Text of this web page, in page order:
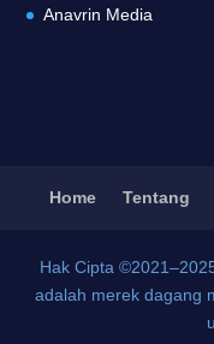
Anavrin Media
Home Tentang
Hak Cipta
adalah merek dagang